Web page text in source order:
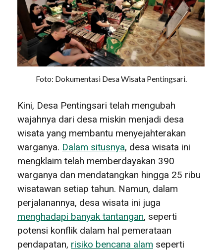
Foto: Dokumentasi Desa Wisata Pentingsari.
Kini, Desa Pentingsari telah mengubah
wajahnya dari desa miskin menjadi desa
wisata yang membantu menyejahterakan
warganya. Dalam situsnya, desa wisata ini
mengklaim telah memberdayakan 390
warganya dan mendatangkan hingga 25 ribu
wisatawan setiap tahun. Namun, dalam
perjalanannya, desa wisata ini juga
menghadapi banyak tantangan, seperti
potensi konflik dalam hal pemerataan
pendapatan, risiko bencana alam seperti